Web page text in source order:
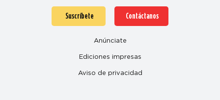
Suscríbete Contáctanos
Anúnciate
Ediciones impresas
Aviso de privacidad